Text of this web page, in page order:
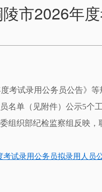
市2026年
考试录用公务员公告》
名单（见附件）公示5个
组织部纪检监察组反映，
考试录用公务员拟录用人员